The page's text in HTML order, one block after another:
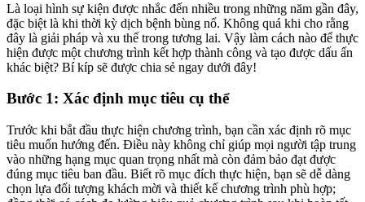
Là loại hình sự kiện được nhắc đến nhiều trong những năm gần đây,
đặc biệt là khi thời kỳ dịch bệnh bùng nổ. Không quá khi cho rằng
đây là giải pháp và xu thế trong tương lai. Vậy làm cách nào để thực
hiện được một chương trình kết hợp thành công và tạo được dấu ấn
khác biệt? Bí kíp sẽ được chia sẻ ngay dưới đây!
Bước 1: Xác định mục tiêu cụ thể
Trước khi bắt đầu thực hiện chương trình, bạn cần xác định rõ mục
tiêu muốn hướng đến. Điều này không chỉ giúp mọi người tập trung
vào những hạng mục quan trọng nhất mà còn đảm bảo đạt được
đúng mục tiêu ban đầu. Biết rõ mục đích thực hiện, bạn sẽ dễ dàng
chọn lựa đối tượng khách mời và thiết kế chương trình phù hợp;